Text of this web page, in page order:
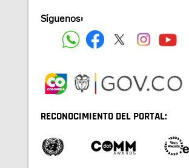
Síguenos:
RECONOCIMIENTO DEL PORTAL: